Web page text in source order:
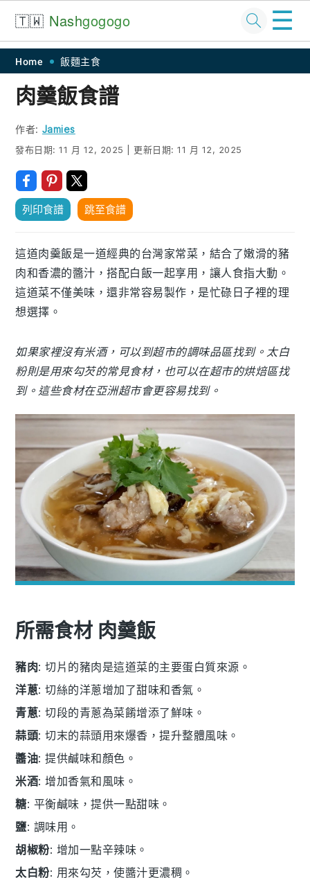
Skip
to
primary
navigation
Skip
to
main
content
Skip
to
primary
sidebar
Skip
to
footer
🇹🇼 Nashgogogo ☰
Home 飯麵主食
肉羹飯食譜
作者: Jamies
發布日期:11 月 12, 2025 更新日期:11 月 12, 2025
列印食譜 跳至食譜
這道肉羹飯是一道經典的台灣家常菜，結合了嫩滑的豬
肉和香濃的醬汁，搭配白飯一起享用，讓人食指大動。
這道菜不僅美味，還非常容易製作，是忙碌日子裡的理
想選擇。
如果家裡沒有米酒，可以到超市的調味品區找到。太白
粉則是用來勾芡的常見食材，也可以在超市的烘焙區找
到。這些食材在亞洲超市會更容易找到。
所需食材 肉羹飯
豬肉: 切片的豬肉是這道菜的主要蛋白質來源。
洋蔥: 切絲的洋蔥增加了甜味和香氣。
青蔥: 切段的青蔥為菜餚增添了鮮味。
蒜頭: 切末的蒜頭用來爆香，提升整體風味。
醬油: 提供鹹味和顏色。
米酒: 增加香氣和風味。
糖: 平衡鹹味，提供一點甜味。
鹽: 調味用。
胡椒粉: 增加一點辛辣味。
太白粉: 用來勾芡，使醬汁更濃稠。